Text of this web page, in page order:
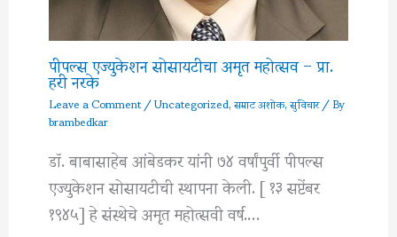
पीपल्स एज्युकेशन सोसायटीचा अमृत महोत्सव – प्रा.
हरी नरके
Leave a Comment/Uncategorized,सम्राट अशोक,सुविचार/ By
brambedkar
डॉ. बाबासाहेब आंबेडकर यांनी ७४ वर्षांपुर्वी पीपल्स
एज्युकेशन सोसायटीची स्थापना केली. [ १३ सप्टेंबर
१९४५] हे संस्थेचे अमृत महोत्सवी वर्ष.…